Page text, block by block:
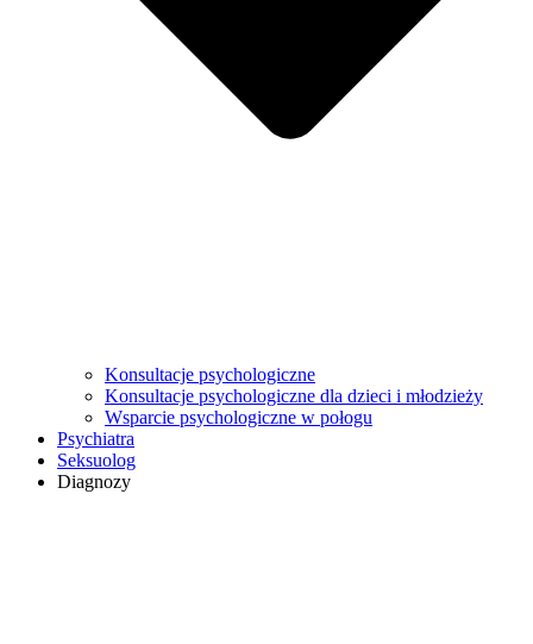
Konsultacje psychologiczne
Konsultacje psychologiczne dla dzieci i młodzieży
Wsparcie psychologiczne w połogu
Psychiatra
Seksuolog
Diagnozy